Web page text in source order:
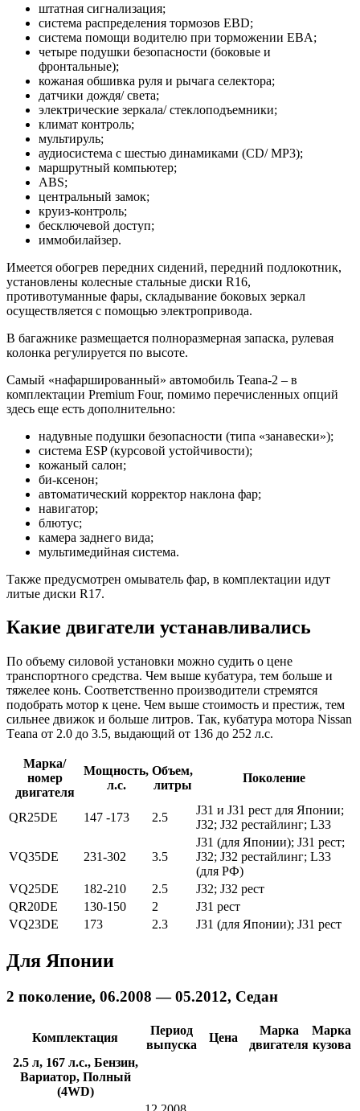
штатная сигнализация;
система распределения тормозов EBD;
система помощи водителю при торможении EBA;
четыре подушки безопасности (боковые и
фронтальные);
кожаная обшивка руля и рычага селектора;
датчики дождя/ света;
электрические зеркала/ стеклоподъемники;
климат контроль;
мультируль;
аудиосистема с шестью динамиками (CD/ MP3);
маршрутный компьютер;
ABS;
центральный замок;
круиз-контроль;
бесключевой доступ;
иммобилайзер.
Имеется обогрев передних сидений, передний подлокотник,
установлены колесные стальные диски R16,
противотуманные фары, складывание боковых зеркал
осуществляется с помощью электропривода.
В багажнике размещается полноразмерная запаска, рулевая
колонка регулируется по высоте.
Самый «нафаршированный» автомобиль Teana-2 – в
комплектации Premium Four, помимо перечисленных опций
здесь еще есть дополнительно:
надувные подушки безопасности (типа «занавески»);
система ESP (курсовой устойчивости);
кожаный салон;
би-ксенон;
автоматический корректор наклона фар;
навигатор;
блютус;
камера заднего вида;
мультимедийная система.
Также предусмотрен омыватель фар, в комплектации идут
литые диски R17.
Какие двигатели устанавливались
По объему силовой установки можно судить о цене
транспортного средства. Чем выше кубатура, тем больше и
тяжелее конь. Соответственно производители стремятся
подобрать мотор к цене. Чем выше стоимость и престиж, тем
сильнее движок и больше литров. Так, кубатура мотора Nissаn
Тeana от 2.0 до 3.5, выдающий от 136 до 252 л.с.
Марка/
номер
двигателя
Мощность,
л.с.
Объем,
литры
Поколение
QR25DE 147 -173 2.5
J31 и J31 рест для Японии;
J32; J32 рестайлинг; L33
VQ35DE 231-302 3.5
J31 (для Японии); J31 рест;
J32; J32 рестайлинг; L33
(для РФ)
VQ25DE
182-210 2.5
J32; J32 рест
QR20DE
130-150 2
J31 рест
VQ23DE
173 2.3 J31 (для Японии); J31 рест
Для Японии
2 поколение, 06.2008 — 05.2012, Седан
Комплектация
Период
выпуска
Цена
Марка
двигателя
Марка
кузова
2.5 л, 167 л.с., Бензин,
Вариатор, Полный
(4WD)